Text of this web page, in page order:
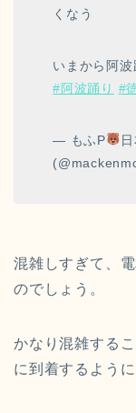
くなう
いまから阿波
#阿波踊り #
— もふP
混雑しすぎて、
のでしょう。
かなり混雑する
に到着するように